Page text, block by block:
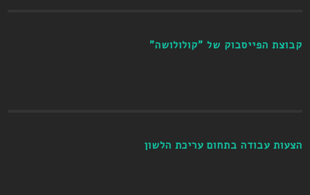
קבוצת הפייסבוק של "קולולושה"
הצעות עבודה בתחום עריכת הלשון